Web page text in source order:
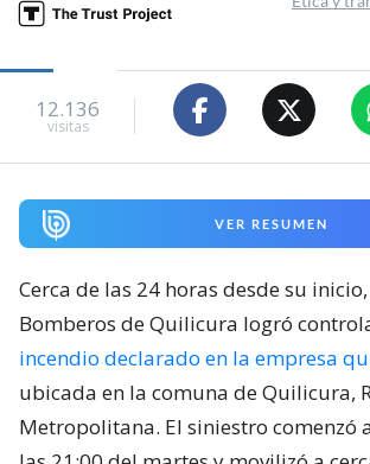
12.136
visitas
VER RESUMEN
Cerca de las 24 horas desde su
Bomberos de Quilicura logró
incendio declarado en la empresa
ubicada en la comuna de Quilicura,
Metropolitana. El siniestro comenzó